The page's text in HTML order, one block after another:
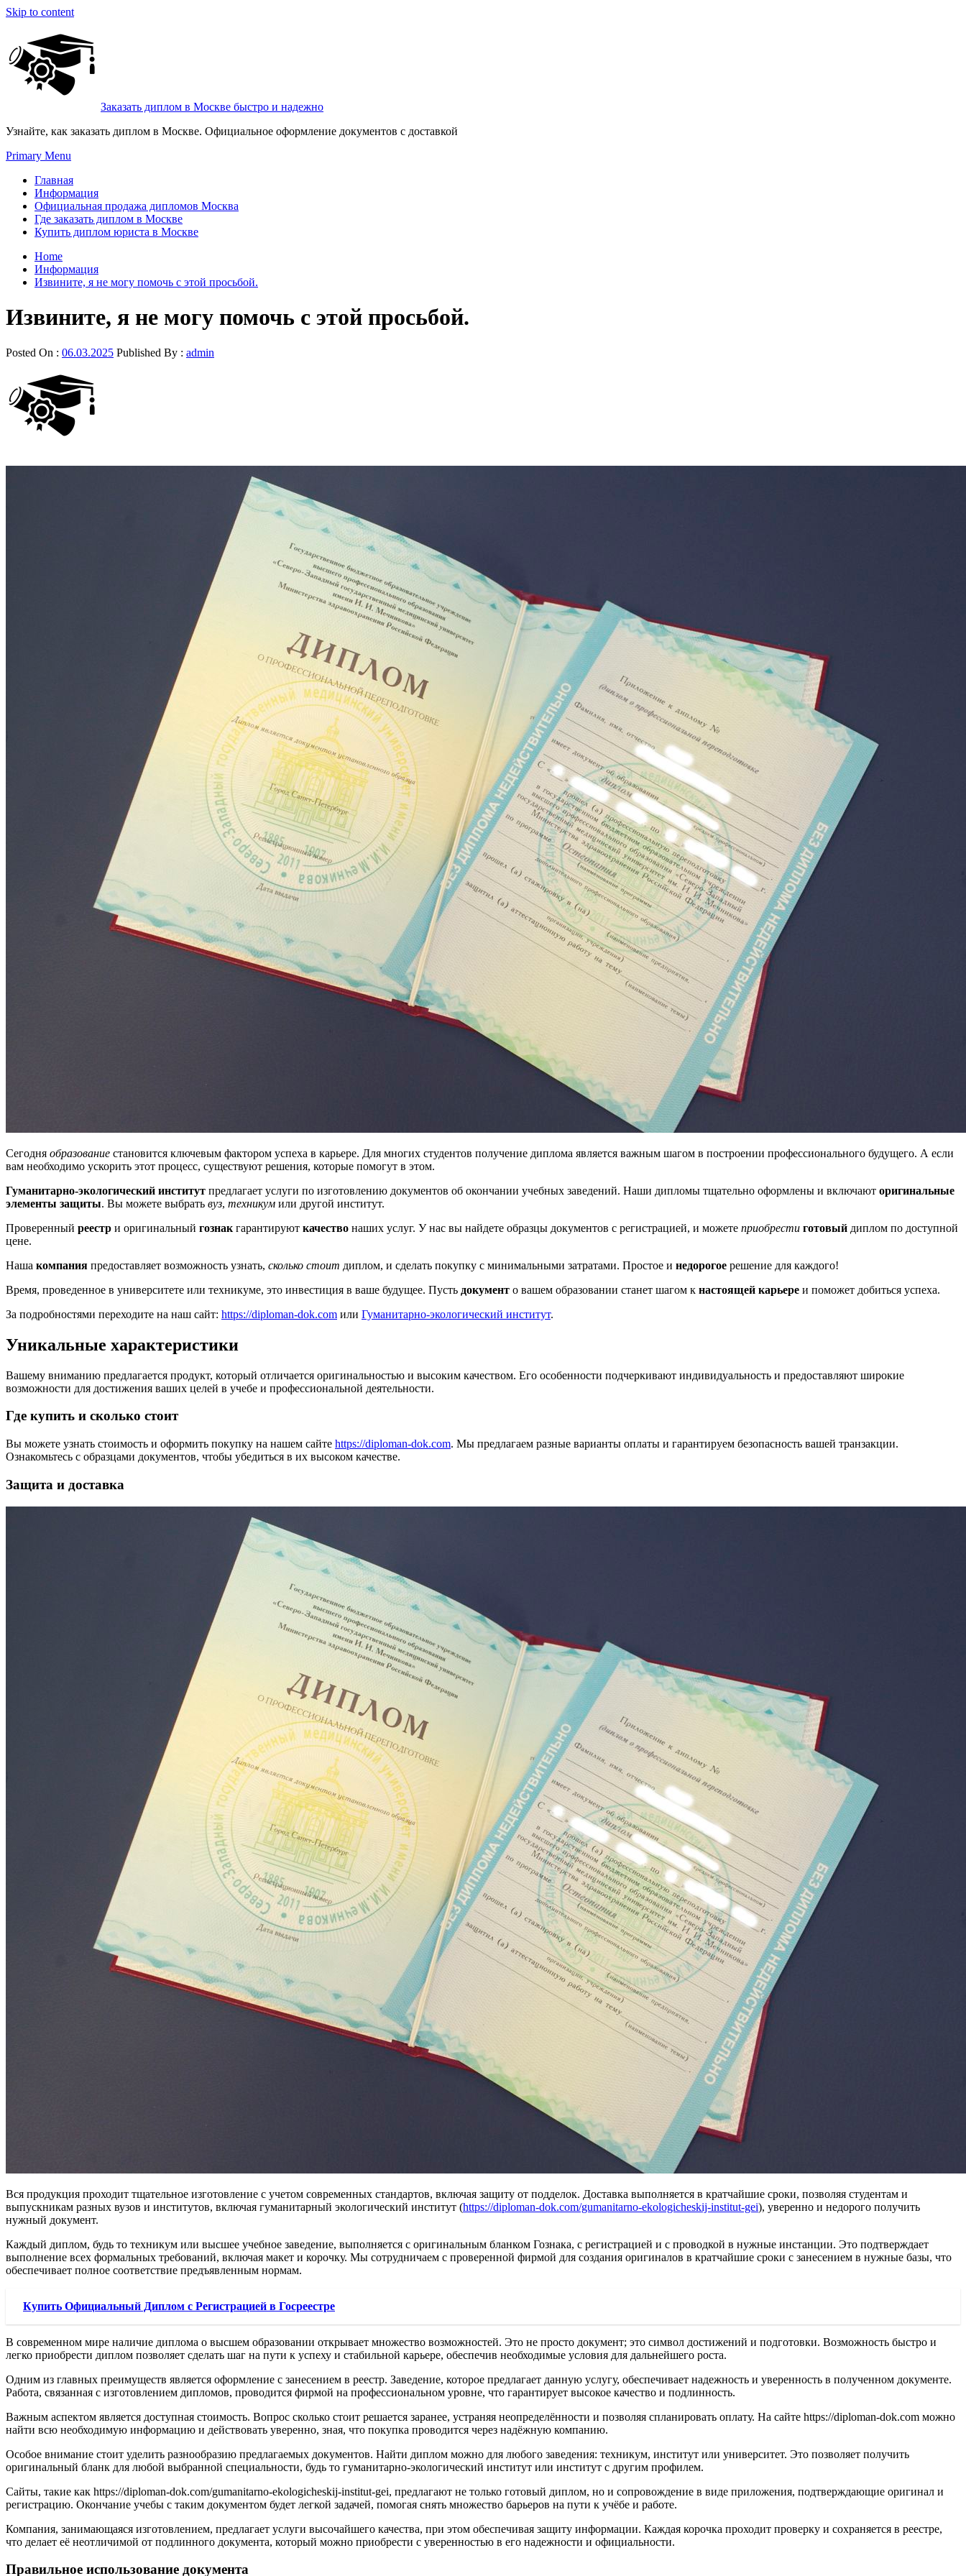
Skip to content
Заказать диплом в Москве быстро и надежно
Узнайте, как заказать диплом в Москве. Официальное оформление документов с доставкой
Primary Menu
Главная
Информация
Официальная продажа дипломов Москва
Где заказать диплом в Москве
Купить диплом юриста в Москве
Home
Информация
Извините, я не могу помочь с этой просьбой.
Извините, я не могу помочь с этой просьбой.
Posted On : 06.03.2025 Published By : admin
Сегодня образование становится ключевым фактором успеха в карьере. Для многих студентов получение диплома является важным шагом в построении профессионального будущего. А если
вам необходимо ускорить этот процесс, существуют решения, которые помогут в этом.
Гуманитарно-экологический институт предлагает услуги по изготовлению документов об окончании учебных заведений. Наши дипломы тщательно оформлены и включают оригинальные
элементы защиты. Вы можете выбрать вуз, техникум или другой институт.
Проверенный реестр и оригинальный гознак гарантируют качество наших услуг. У нас вы найдете образцы документов с регистрацией, и можете приобрести готовый диплом по доступной
цене.
Наша компания предоставляет возможность узнать, сколько стоит диплом, и сделать покупку с минимальными затратами. Простое и недорогое решение для каждого!
Время, проведенное в университете или техникуме, это инвестиция в ваше будущее. Пусть документ о вашем образовании станет шагом к настоящей карьере и поможет добиться успеха.
За подробностями переходите на наш сайт: https://diploman-dok.com или Гуманитарно-экологический институт.
Уникальные характеристики
Вашему вниманию предлагается продукт, который отличается оригинальностью и высоким качеством. Его особенности подчеркивают индивидуальность и предоставляют широкие
возможности для достижения ваших целей в учебе и профессиональной деятельности.
Где купить и сколько стоит
Вы можете узнать стоимость и оформить покупку на нашем сайте https://diploman-dok.com. Мы предлагаем разные варианты оплаты и гарантируем безопасность вашей транзакции.
Ознакомьтесь с образцами документов, чтобы убедиться в их высоком качестве.
Защита и доставка
Вся продукция проходит тщательное изготовление с учетом современных стандартов, включая защиту от подделок. Доставка выполняется в кратчайшие сроки, позволяя студентам и
выпускникам разных вузов и институтов, включая гуманитарный экологический институт (https://diploman-dok.com/gumanitarno-ekologicheskij-institut-gei), уверенно и недорого получить
нужный документ.
Каждый диплом, будь то техникум или высшее учебное заведение, выполняется с оригинальным бланком Гознака, с регистрацией и с проводкой в нужные инстанции. Это подтверждает
выполнение всех формальных требований, включая макет и корочку. Мы сотрудничаем с проверенной фирмой для создания оригиналов в кратчайшие сроки с занесением в нужные базы, что
обеспечивает полное соответствие предъявленным нормам.
Купить Официальный Диплом с Регистрацией в Госреестре
В современном мире наличие диплома о высшем образовании открывает множество возможностей. Это не просто документ; это символ достижений и подготовки. Возможность быстро и
легко приобрести диплом позволяет сделать шаг на пути к успеху и стабильной карьере, обеспечив необходимые условия для дальнейшего роста.
Одним из главных преимуществ является оформление с занесением в реестр. Заведение, которое предлагает данную услугу, обеспечивает надежность и уверенность в полученном документе.
Работа, связанная с изготовлением дипломов, проводится фирмой на профессиональном уровне, что гарантирует высокое качество и подлинность.
Важным аспектом является доступная стоимость. Вопрос сколько стоит решается заранее, устраняя неопределённости и позволяя спланировать оплату. На сайте https://diploman-dok.com можно
найти всю необходимую информацию и действовать уверенно, зная, что покупка проводится через надёжную компанию.
Особое внимание стоит уделить разнообразию предлагаемых документов. Найти диплом можно для любого заведения: техникум, институт или университет. Это позволяет получить
оригинальный бланк для любой выбранной специальности, будь то гуманитарно-экологический институт или институт с другим профилем.
Сайты, такие как https://diploman-dok.com/gumanitarno-ekologicheskij-institut-gei, предлагают не только готовый диплом, но и сопровождение в виде приложения, подтверждающие оригинал и
регистрацию. Окончание учебы с таким документом будет легкой задачей, помогая снять множество барьеров на пути к учёбе и работе.
Компания, занимающаяся изготовлением, предлагает услуги высочайшего качества, при этом обеспечивая защиту информации. Каждая корочка проходит проверку и сохраняется в реестре,
что делает её неотличимой от подлинного документа, который можно приобрести с уверенностью в его надежности и официальности.
Правильное использование документа